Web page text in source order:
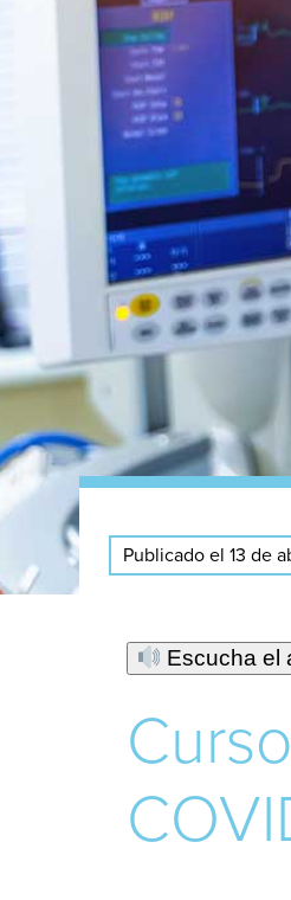
Publicado el 13 de
Escucha el